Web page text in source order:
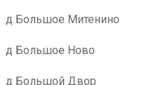
д Большое Митенино
д Большое Ново
д Большой Двор